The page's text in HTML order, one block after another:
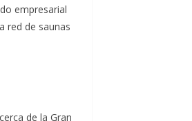
empresarial
red de saunas
de la Gran